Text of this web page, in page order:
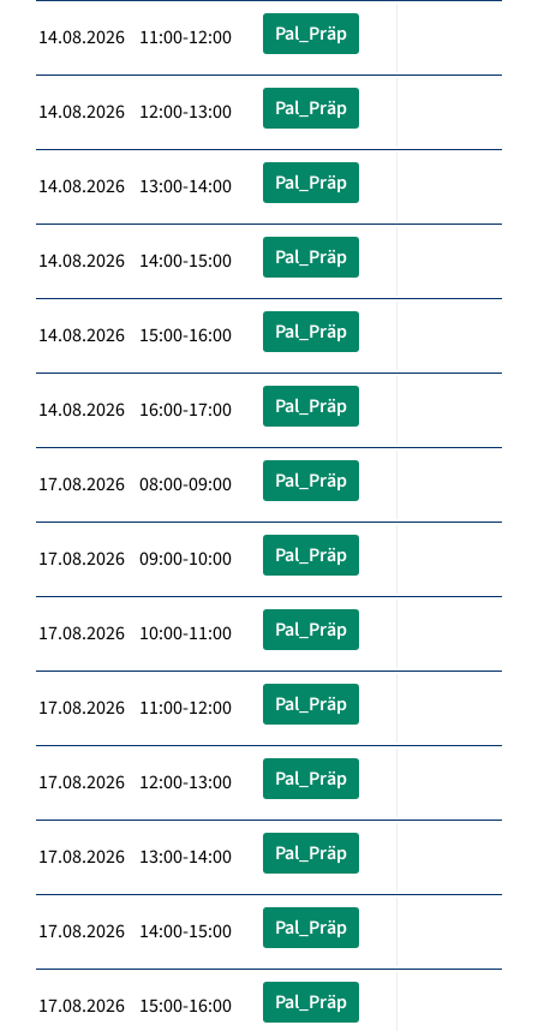
14.08.2026 11:00-12:00 Pal_Präp
14.08.2026 12:00-13:00 Pal_Präp
14.08.2026 13:00-14:00 Pal_Präp
14.08.2026 14:00-15:00 Pal_Präp
14.08.2026 15:00-16:00 Pal_Präp
14.08.2026 16:00-17:00 Pal_Präp
17.08.2026 08:00-09:00 Pal_Präp
17.08.2026 09:00-10:00 Pal_Präp
17.08.2026 10:00-11:00 Pal_Präp
17.08.2026 11:00-12:00 Pal_Präp
17.08.2026 12:00-13:00 Pal_Präp
17.08.2026 13:00-14:00 Pal_Präp
17.08.2026 14:00-15:00 Pal_Präp
17.08.2026 15:00-16:00 Pal_Präp